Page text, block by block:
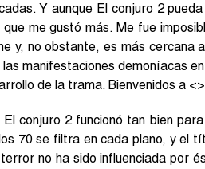
Y aunque El conjuro 2
me gustó más. Me fue
y, no obstante, es más cercana
manifestaciones demoníacas
de la trama. Bienvenidos a
conjuro 2 funcionó tan bien
70 se filtra en cada plano, y el
no ha sido influenciada por